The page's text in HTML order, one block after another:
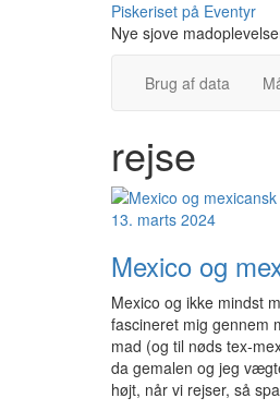
Piskeriset på Eventyr
Nye sjove
Brug af data
rejse
13. marts 2024
Mexico og
Mexico og ikke mindst
fascineret mig gennem
mad (og til nøds tex-
da gemalen og jeg
højt, når vi rejser, så